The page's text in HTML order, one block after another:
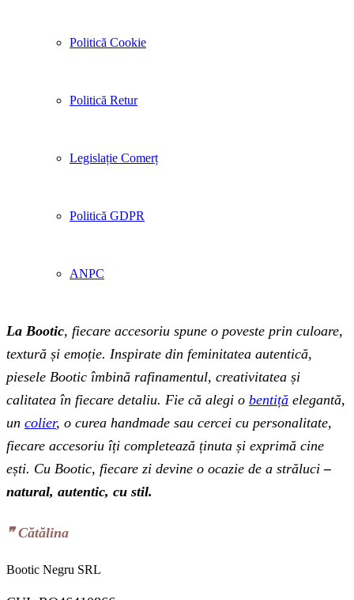
Politică Cookie
Politică Retur
Legislație Comerț
Politică GDPR
ANPC
La Bootic, fiecare accesoriu spune o poveste prin culoare,
textură și emoție. Inspirate din feminitatea autentică,
piesele Bootic îmbină rafinamentul, creativitatea și
calitatea în fiecare detaliu. Fie că alegi o bentiță elegantă,
un colier, o curea handmade sau cercei cu personalitate,
fiecare accesoriu îți completează ținuta și exprimă cine
ești. Cu Bootic, fiecare zi devine o ocazie de a străluci –
natural, autentic, cu stil.
❞‬ Cătălina
Bootic Negru SRL